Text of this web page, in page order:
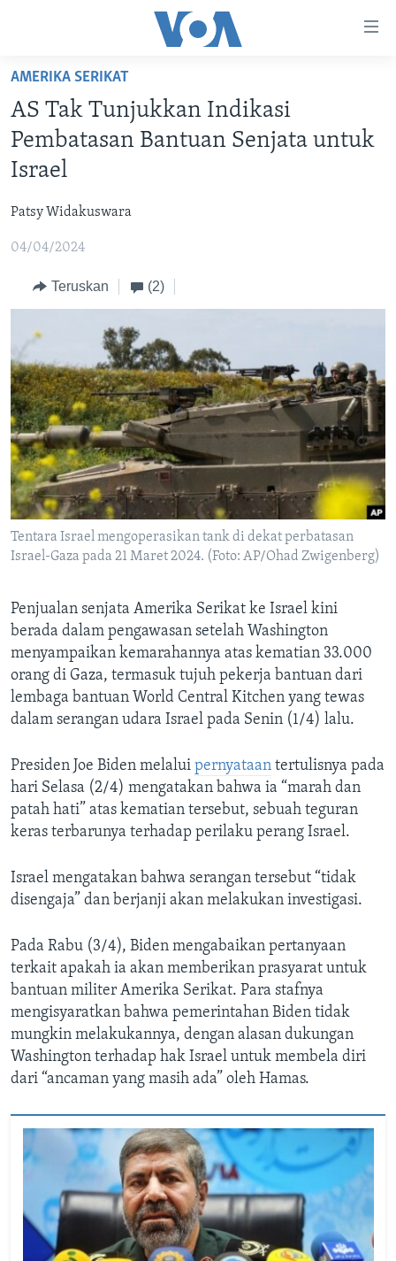
Akses
Lanjut
ke
Konten
Utama
ke
Utama
Lanjut
BERANDA
DUNIA
VIDEO
DAFTAR PROGRAM
Bahasa-bahasa
AMERIKA SERIKAT
AS Tak Tunjukkan Indikasi
Pembatasan Bantuan Senjata untuk
Israel
Patsy Widakuswara
04/04/2024
Teruskan (2)
Tentara Israel mengoperasikan tank di dekat perbatasan
Israel-Gaza pada 21 Maret 2024. (Foto: AP/Ohad Zwigenberg)
Penjualan senjata Amerika Serikat ke Israel kini
berada dalam pengawasan setelah Washington
menyampaikan kemarahannya atas kematian 33.000
orang di Gaza, termasuk tujuh pekerja bantuan dari
lembaga bantuan World Central Kitchen yang tewas
dalam serangan udara Israel pada Senin (1/4) lalu.
Presiden Joe Biden melalui pernyataan tertulisnya pada
hari Selasa (2/4) mengatakan bahwa ia “marah dan
patah hati” atas kematian tersebut, sebuah teguran
keras terbarunya terhadap perilaku perang Israel.
Israel mengatakan bahwa serangan tersebut “tidak
disengaja” dan berjanji akan melakukan investigasi.
Pada Rabu (3/4), Biden mengabaikan pertanyaan
terkait apakah ia akan memberikan prasyarat untuk
bantuan militer Amerika Serikat. Para stafnya
mengisyaratkan bahwa pemerintahan Biden tidak
mungkin melakukannya, dengan alasan dukungan
Washington terhadap hak Israel untuk membela diri
dari “ancaman yang masih ada” oleh Hamas.